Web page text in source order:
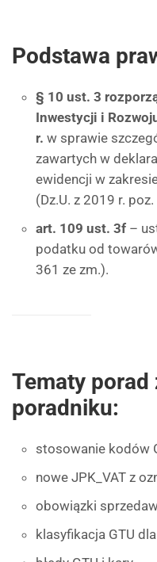
Podstawa
§ 10 ust. 3
Inwestycji i
r. w sprawie
zawartych w
ewidencji w
(Dz.U. z 2019 r.
art. 109 ust. 3f –
podatku od
361 ze zm.).
Tematy
poradniku:
stosowanie kodów
nowe JPK_VAT z
obowiązki
klasyfikacja GTU dla